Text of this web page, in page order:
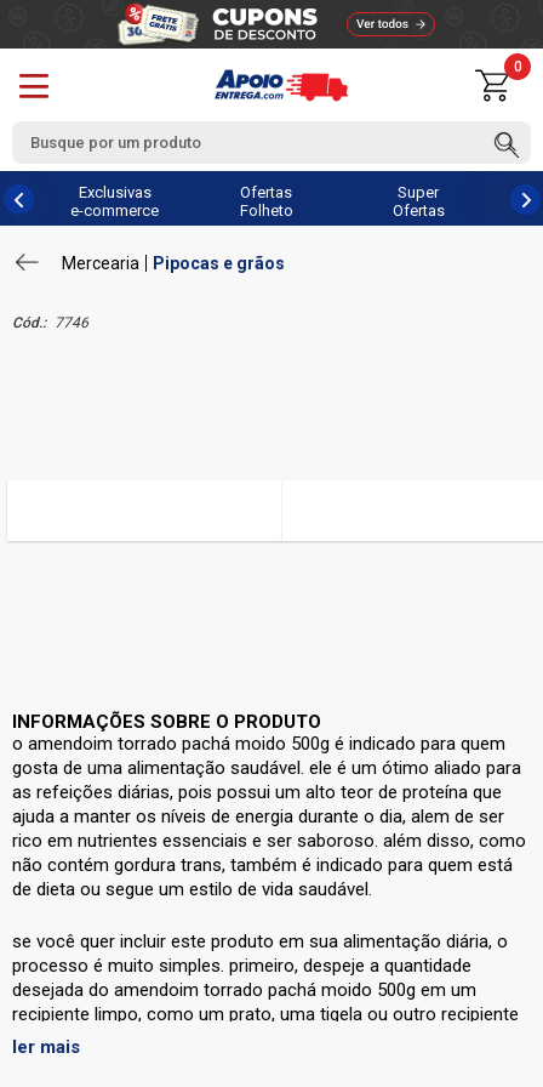
0
Exclusivas
e-commerce
Ofertas
Folheto
Super
Ofertas
Mercearia Pipocas e grãos
Cód.: 7746
INFORMAÇÕES SOBRE O PRODUTO
o amendoim torrado pachá moido 500g é indicado para quem
gosta de uma alimentação saudável. ele é um ótimo aliado para
as refeições diárias, pois possui um alto teor de proteína que
ajuda a manter os níveis de energia durante o dia, alem de ser
rico em nutrientes essenciais e ser saboroso. além disso, como
não contém gordura trans, também é indicado para quem está
de dieta ou segue um estilo de vida saudável.
se você quer incluir este produto em sua alimentação diária, o
processo é muito simples. primeiro, despeje a quantidade
desejada do amendoim torrado pachá moido 500g em um
recipiente limpo, como um prato, uma tigela ou outro recipiente
à vontade. em seguida, adicione óleo ou azeite de oliva e
ler mais